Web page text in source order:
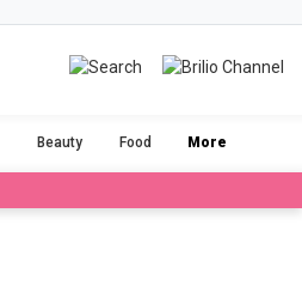
Beauty Food More
NGAKAK